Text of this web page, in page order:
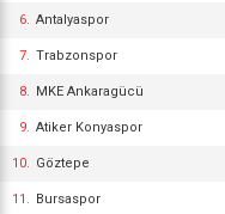
6. Antalyaspor
7. Trabzonspor
8. MKE Ankaragücü
9. Atiker Konyaspor
10. Göztepe
11. Bursaspor